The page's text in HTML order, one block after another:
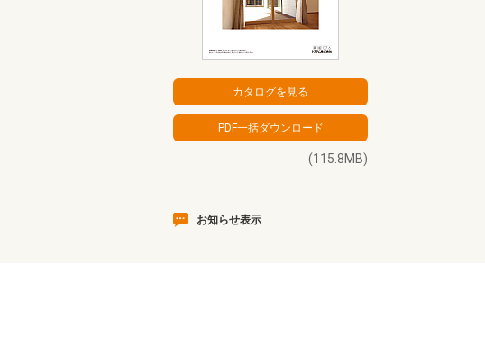
(115.8MB)
お知らせ表示